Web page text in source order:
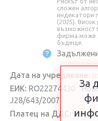
сложен
индикатори
(2025).
фирма може
бъдеще.
Дата на учредяване:
ЕИК: RO22274430
J28/643/2007
Платец на ДДС:
ДА(от
За